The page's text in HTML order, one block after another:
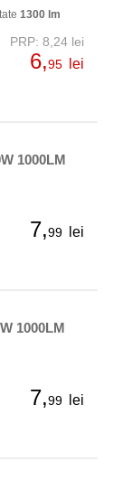
1300 lm
PRP: 8,24 lei
6,95 lei
1000LM
7,99 lei
1000LM
7,99 lei